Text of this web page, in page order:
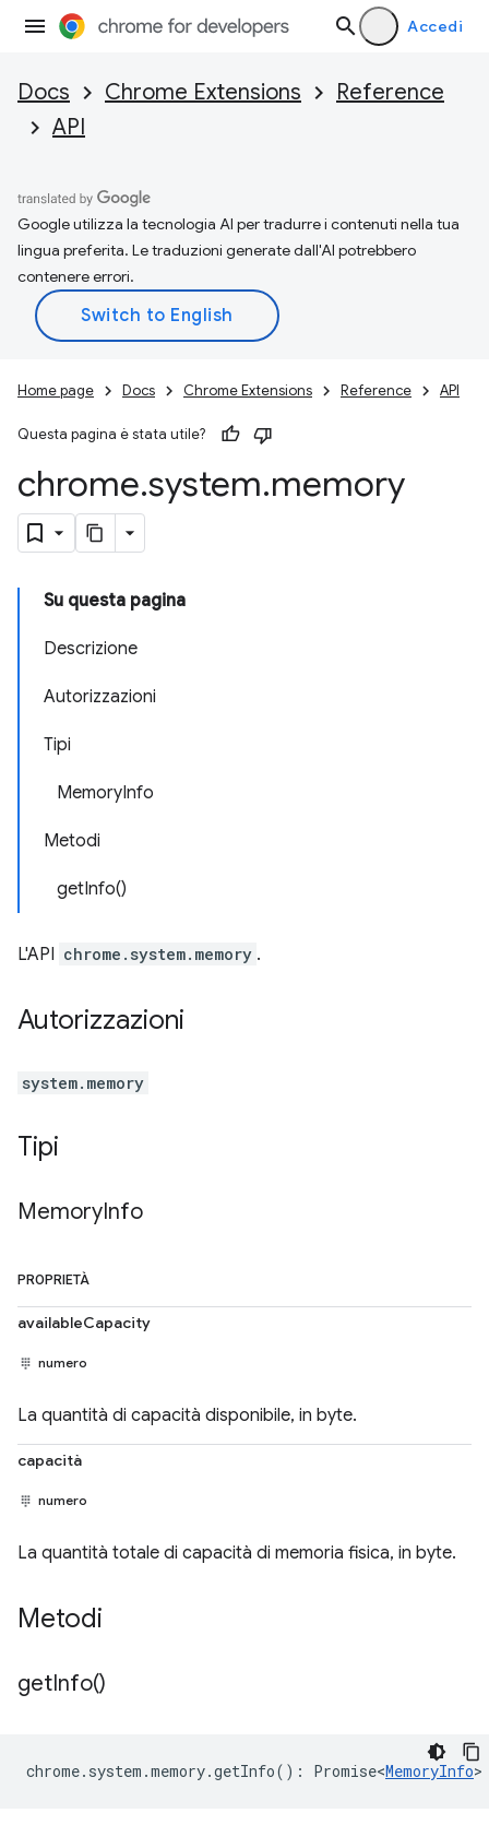
Accedi
Docs Chrome Extensions
Reference
API
Google utilizza la tecnologia AI per tradurre i contenuti nella tua
lingua preferita. Le traduzioni generate dall'AI potrebbero
contenere errori.
Home page Docs Chrome Extensions Reference API
Questa pagina è stata utile?
chrome.system.memory
Su questa pagina
Descrizione
Autorizzazioni
Tipi
MemoryInfo
Metodi
getInfo()
L'API chrome.system.memory .
Autorizzazioni
system.memory
Tipi
MemoryInfo
PROPRIETÀ
availableCapacity
numero
La quantità di capacità disponibile, in byte.
capacità
numero
La quantità totale di capacità di memoria fisica, in byte.
Metodi
getInfo()
chrome. system .memory.getInfo() : Promise<MemoryInfo>